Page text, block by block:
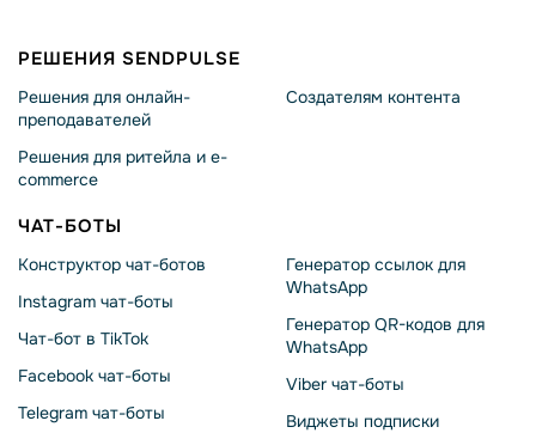
РЕШЕНИЯ SENDPULSE
Решения для онлайн-
преподавателей
Решения для ритейла и e-
commerce
Создателям контента
ЧАТ-БОТЫ
Конструктор чат-ботов
Instagram чат-боты
Чат-бот в TikTok
Facebook чат-боты
Telegram чат-боты
Генератор ссылок для
WhatsApp
Генератор QR-кодов для
WhatsApp
Viber чат-боты
Виджеты подписки